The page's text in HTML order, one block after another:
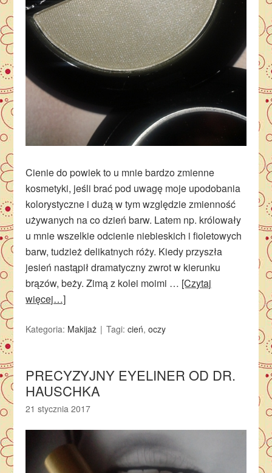
Cienie do powiek to u mnie bardzo zmienne
kosmetyki, jeśli brać pod uwagę moje upodobania
kolorystyczne i dużą w tym względzie zmienność
używanych na co dzień barw. Latem np. królowały
u mnie wszelkie odcienie niebieskich i fioletowych
barw, tudzież delikatnych róży. Kiedy przyszła
jesień nastąpił dramatyczny zwrot w kierunku
brązów, beży. Zimą z kolei moimi … [Czytaj
więcej…]
Kategoria: Makijaż Tagi:cień,oczy
PRECYZYJNY EYELINER OD DR.
HAUSCHKA
21 stycznia 2017